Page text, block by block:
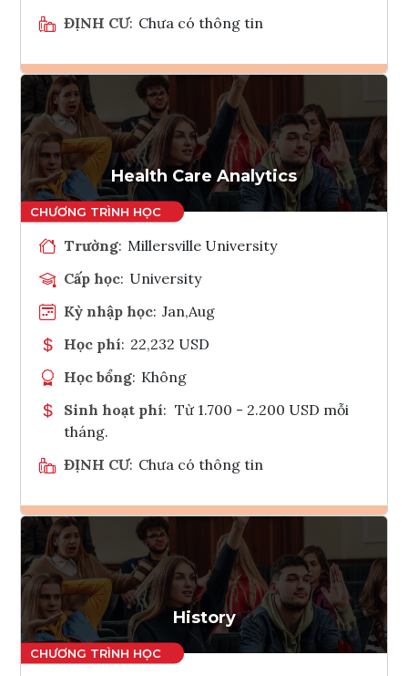
ĐỊNH CƯ: Chưa có thông tin
Ghi danh
Tham vấn Interlink
Health Care Analytics
Trường: Millersville University
Cấp học: University
Kỳ nhập học: Jan,Aug
Học phí: 22,232 USD
Học bổng: Không
Sinh hoạt phí: Từ 1.700 - 2.200 USD mỗi
tháng.
ĐỊNH CƯ: Chưa có thông tin
Ghi danh
Tham vấn Interlink
History